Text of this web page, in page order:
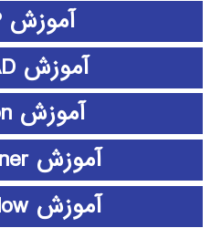
آموزش PHP
آموزش PSCAD
آموزش python
آموزش rapidminer
آموزش ShowFlow